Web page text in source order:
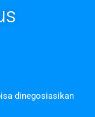
dinegosiasikan